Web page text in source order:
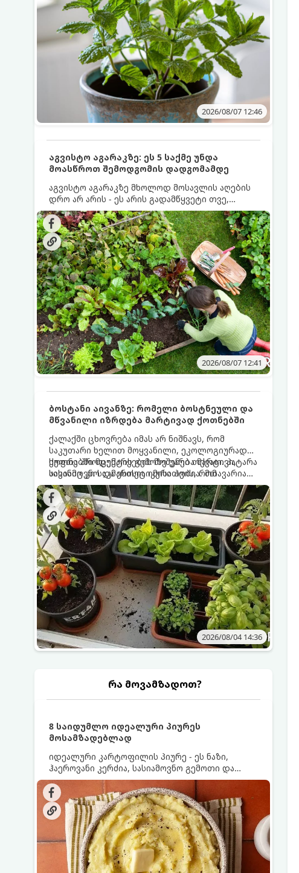
2026/08/07 12:46
აგვისტო აგარაკზე: ეს 5 საქმე უნდა
მოასწროთ შემოდგომის დადგომამდე
აგვისტო აგარაკზე მხოლოდ მოსავლის აღების
დრო არ არის - ეს არის გადამწყვეტი თვე,
როდესაც საფუძველი ეყრება მომავალი წლის
მოსავალს და ბაღი მზადდება შემოდგომა-
ზამთრის სეზონისთვის. იმისათვის, რომ
ნიადაგმა ენერგია აღიდგინოს, ხოლო
მცენარეებმა ზამთარს გაუძლონ, აგვისტოს
ბოლომდე 5 მნიშვნელოვანი საქმის გაკეთება
უნდა მოასწროთ:
2026/08/07 12:41
ბოსტანი აივანზე: რომელი ბოსტნეული და
მწვანილი იზრდება მარტივად ქოთნებში
ქალაქში ცხოვრება იმას არ ნიშნავს, რომ
საკუთარი ხელით მოყვანილი, ეკოლოგიურად
სუფთა პროდუქტის გემოზე უარი თქვათ. პატარა
აივანიც კი საკმარისია იმისათვის, რომ
მოიწყოთ მინი-ბოსტანი, საიდანაც
ყოველდღიურად ახალ, არომატულ მწვანილსა
და ბოსტნეულს მოკრეფთ.
ქოთნებში მცენარეების მოშენება მარტივი,
სასიამოვნო და ესთეტიკური ჰობია. მთავარია
იცოდეთ, რომელი კულტურები ეგუებიან
ქოთნის პირობებს ყველაზე კარგად და როგორ
მოუაროთ მათ სწორად.
2026/08/04 14:36
რა მოვამზადოთ?
8 საიდუმლო იდეალური პიურეს
მოსამზადებლად
იდეალური კარტოფილის პიურე - ეს ნაზი,
ჰაეროვანი კერძია, სასიამოვნო გემოთი და
ნაღების-მოყვითალო ფერით. მისი მომზადება
ძალიან მარტივია, მაგრამ არსებობს რამდენიმე
საიდუმლო, რომლებიც უნდა იცოდეთ, რომ
პიურე იდეალურად გემრიელი გამოვიდეს.